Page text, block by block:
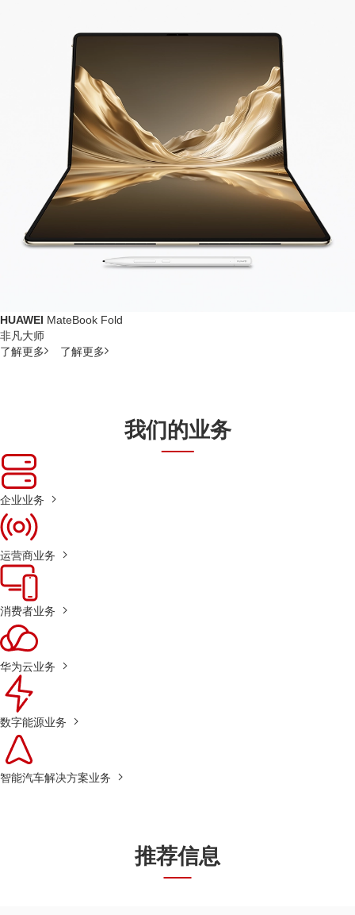
HUAWEI MateBook Fold
非凡大师
了解更多
了解更多
我们的业务
企业业务
运营商业务
消费者业务
华为云业务
数字能源业务
智能汽车解决方案业务
推荐信息